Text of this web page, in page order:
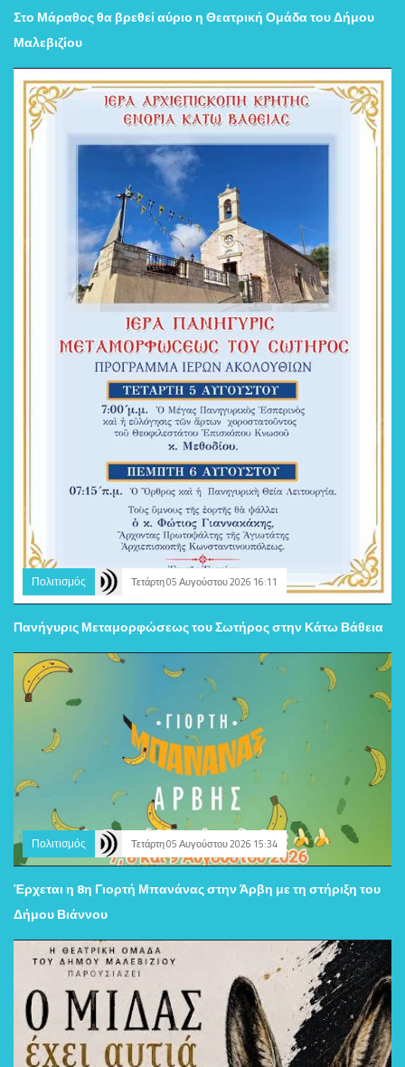
Στο Μάραθος θα βρεθεί αύριο η Θεατρική Ομάδα του Δήμου
Μαλεβιζίου
Πολιτισμός Τετάρτη 05 Αυγούστου 2026 16:11
Πανήγυρις Μεταμορφώσεως του Σωτήρος στην Κάτω Βάθεια
Πολιτισμός Τετάρτη 05 Αυγούστου 2026 15:34
Έρχεται η 8η Γιορτή Μπανάνας στην Άρβη με τη στήριξη του
Δήμου Βιάννου